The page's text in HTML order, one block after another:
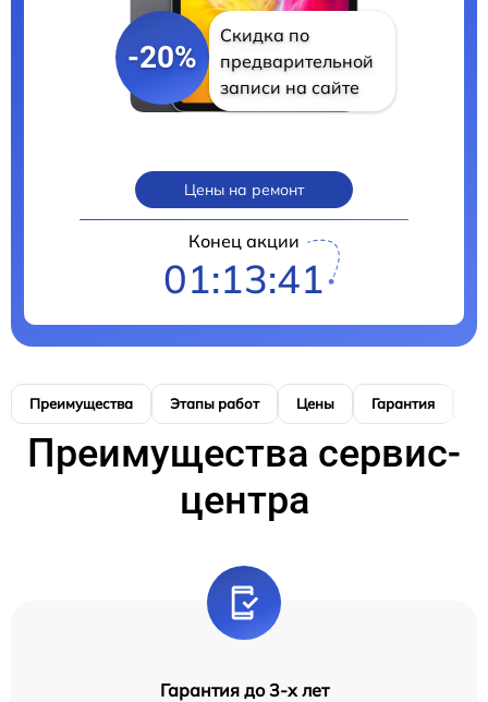
-20%
Скидка по
предварительной
записи на сайте
Цены на ремонт
Конец акции
01:13:40
Преимущества Этапы работ Цены Гарантия
Преимущества сервис-
центра
Гарантия до 3-х лет